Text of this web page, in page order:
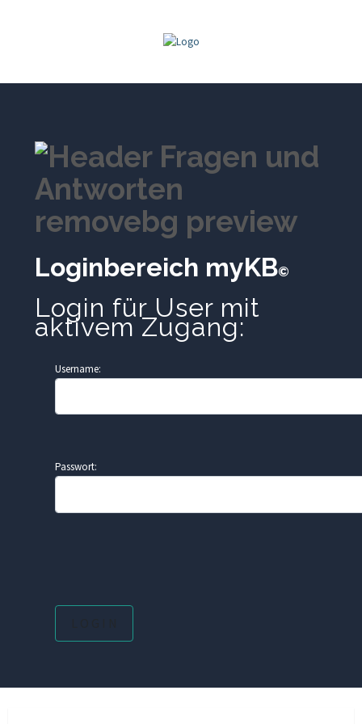
Loginbereich myKB©
Login für User mit
aktivem Zugang:
Username:
Passwort: